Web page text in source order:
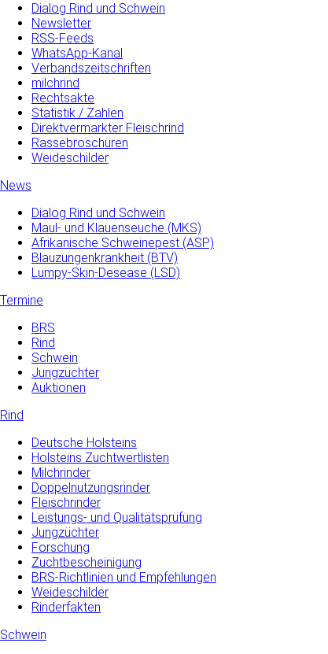
Dialog Rind und Schwein
Newsletter
RSS-Feeds
WhatsApp-Kanal
Verbandszeitschriften
milchrind
Rechtsakte
Statistik / Zahlen
Direktvermarkter Fleischrind
Rassebroschüren
Weideschilder
News
Dialog Rind und Schwein
Maul- und­ Klauenseuche­ (MKS)
Afrikanische Schweinepest (ASP)
Blauzungenkrankheit (BTV)
Lumpy-Skin-Desease (LSD)
Termine
BRS
Rind
Schwein
Jungzüchter
Auktionen
Rind
Deutsche Holsteins
Holsteins Zuchtwertlisten
Milchrinder
Doppelnutzungsrinder
Fleischrinder
Leistungs- und Qualitätsprüfung
Jungzüchter
Forschung
Zuchtbescheinigung
BRS-Richtlinien und Empfehlungen
Weideschilder
Rinderfakten
Schwein